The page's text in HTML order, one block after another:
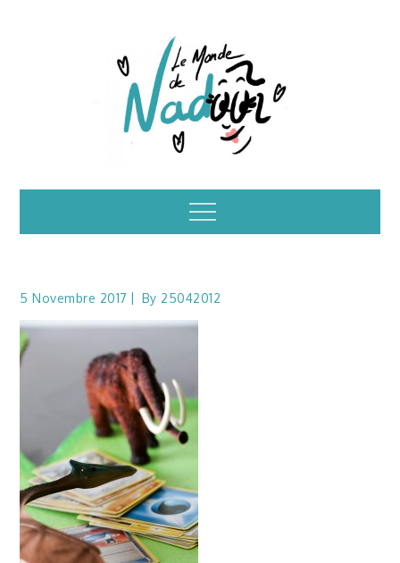
Illustrations – le
monde de Nadoo
Menu
5 Novembre 2017 By 25042012